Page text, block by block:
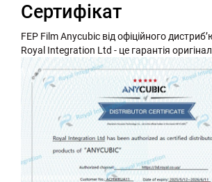
Сертифікат
FEP Film Anycubic від офіційного
Royal Integration Ltd - це гарантія